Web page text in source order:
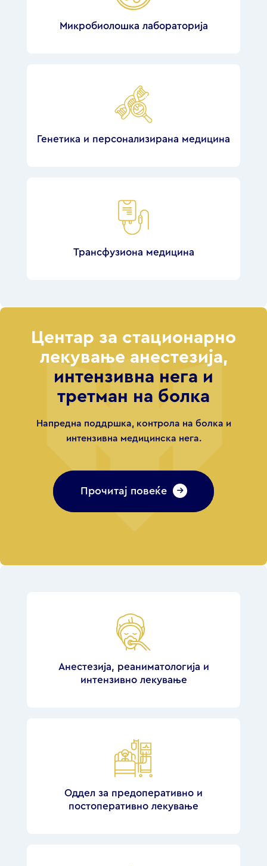
Микробиолошка лабораторија
Генетика и персонализирана медицина
Трансфузиона медицина
Центар за стационарно
лекување анестезија,
интензивна нега и
третман на болка
Напредна поддршка, контрола на болка и
интензивна медицинска нега.
Прочитај повеќе
Анестезија, реаниматологија и
интензивно лекување
Оддел за предоперативно и
постоперативно лекување